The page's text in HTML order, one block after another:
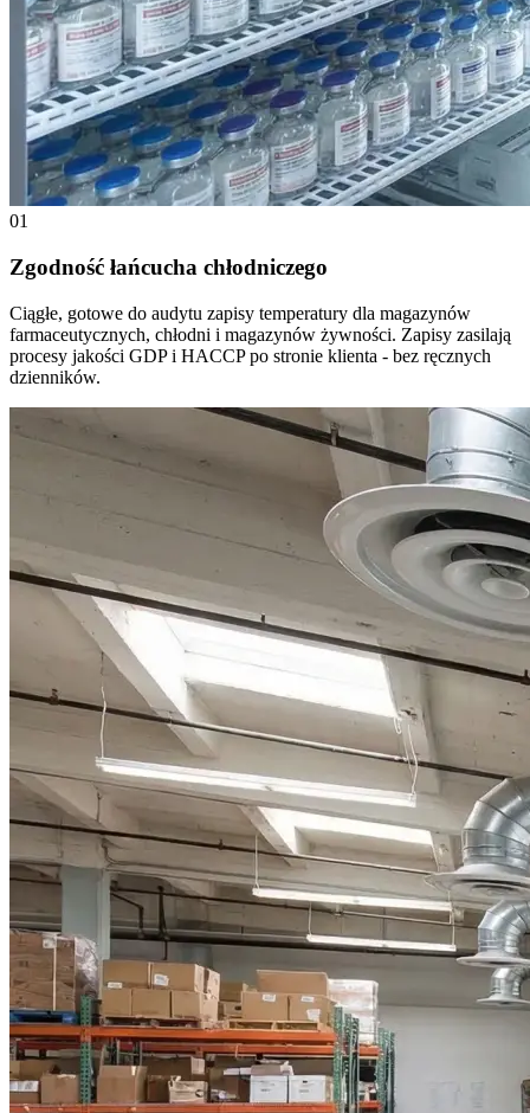
01
Zgodność łańcucha chłodniczego
Ciągłe, gotowe do audytu zapisy temperatury dla magazynów
farmaceutycznych, chłodni i magazynów żywności. Zapisy zasilają
procesy jakości GDP i HACCP po stronie klienta - bez ręcznych
dzienników.